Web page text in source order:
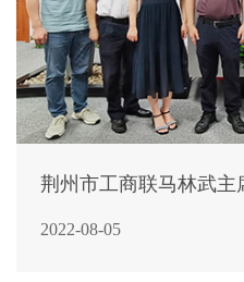
荆州市工商联马林武主
2022-08-05